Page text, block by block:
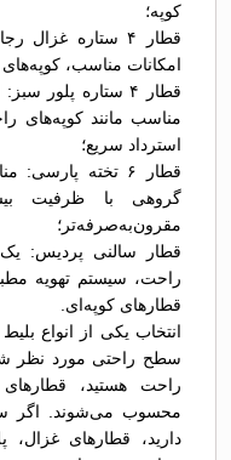
کوپه؛
قطار ۴ ستاره
امکانات مناسب، کوپه‌های ۴ تخته، تهویه مطبوع و پذیرایی؛
قطار ۴ ستاره پلور
مناسب مانند کوپه‌های
استرداد سریع؛
قطار ۶ تخته
گروهی با ظرفیت
مقرون‌به‌صرفه‌تر؛
قطار سالنی پردیس: یک
راحت، سیستم تهویه
قطارهای کوپه‌ای.
انتخاب یکی از انواع
سطح راحتی مورد نظر
راحت هستید،
محسوب می‌شوند. اگر
دارید، قطارهای